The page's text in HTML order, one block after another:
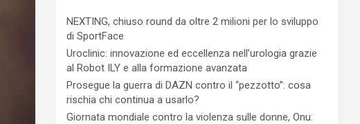
NEXTING, chiuso round da oltre 2 milioni per lo sviluppo
di SportFace
Uroclinic: innovazione ed eccellenza nell’urologia grazie
al Robot ILY e alla formazione avanzata
Prosegue la guerra di DAZN contro il “pezzotto”: cosa
rischia chi continua a usarlo?
Giornata mondiale contro la violenza sulle donne, Onu: